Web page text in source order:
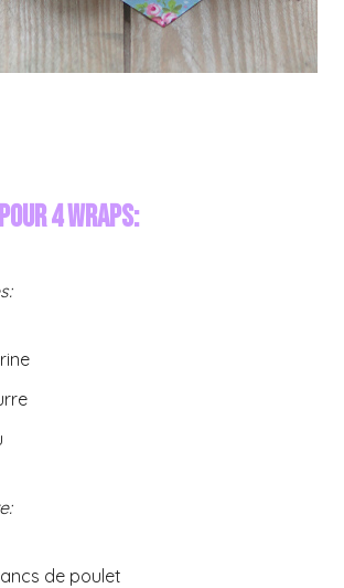
4 wraps:
de poulet